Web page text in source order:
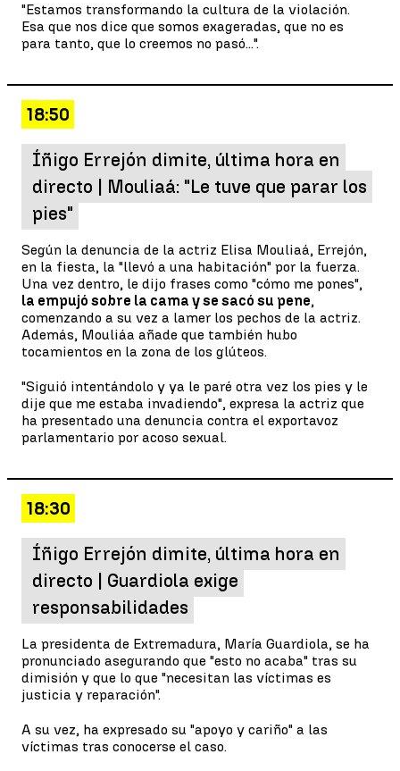
"Estamos transformando la cultura de la violación.
Esa que nos dice que somos exageradas, que no es
para tanto, que lo creemos no pasó...".
18:50
Íñigo Errejón dimite, última hora en
directo | Mouliaá: "Le tuve que parar los
pies"
Según la denuncia de la actriz Elisa Mouliaá, Errejón,
en la fiesta, la "llevó a una habitación" por la fuerza.
Una vez dentro, le dijo frases como "cómo me pones",
la empujó sobre la cama y se sacó su pene,
comenzando a su vez a lamer los pechos de la actriz.
Además, Mouliáa añade que también hubo
tocamientos en la zona de los glúteos.
"Siguió intentándolo y ya le paré otra vez los pies y le
dije que me estaba invadiendo", expresa la actriz que
ha presentado una denuncia contra el exportavoz
parlamentario por acoso sexual.
18:30
Íñigo Errejón dimite, última hora en
directo | Guardiola exige
responsabilidades
La presidenta de Extremadura, María Guardiola, se ha
pronunciado asegurando que "esto no acaba" tras su
dimisión y que lo que "necesitan las víctimas es
justicia y reparación".
A su vez, ha expresado su "apoyo y cariño" a las
víctimas tras conocerse el caso.